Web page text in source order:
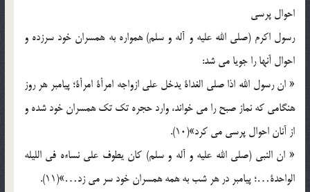
احوال پرسی
رسول اکرم (صلی الله علیه و آله و سلم) همواره به همسران خود سرزده و
احوال آنها را جویا می شد:
« ان رسول الله اذا صلی الغداة یدخل علی ازواجه امرأة امرأة؛ پیامبر هر روز
هنگامی که نماز صبح را می خواند، وارد حجره تک تک همسران خود شده و
از آنان احوال پرسی می کرد»(10).
« ان النبی (صلی الله علیه و آله و سلم) کان یطوف علی نساءه فی اللیله
الواحدة…؛ پیامبر در هر شب به همه همسران خود سر می زد…»(11).